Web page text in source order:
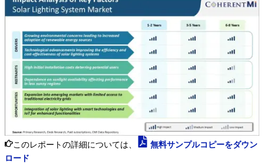
このレポートの詳細については、
無料サンプルコピーをダウン
ロード